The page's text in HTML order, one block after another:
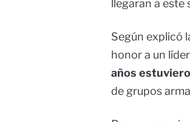
llegaran a este
Según explicó
honor a un
años
de grupos